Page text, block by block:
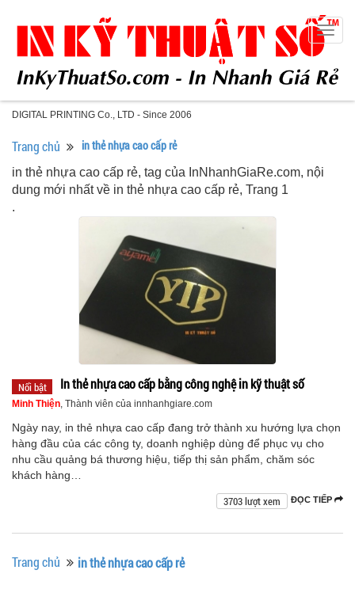
DIGITAL PRINTING Co., LTD - Since 2006
Trang chủ in thẻ nhựa cao cấp rẻ
in thẻ nhựa cao cấp rẻ, tag của InNhanhGiaRe.com, nội
dung mới nhất về in thẻ nhựa cao cấp rẻ, Trang 1
.
Nổi bật In thẻ nhựa cao cấp bằng công nghệ in kỹ thuật số
Minh Thiện, Thành viên của innhanhgiare.com
Ngày nay, in thẻ nhựa cao cấp đang trở thành xu hướng lựa chọn
hàng đầu của các công ty, doanh nghiệp dùng để phục vụ cho
nhu cầu quảng bá thương hiệu, tiếp thị sản phẩm, chăm sóc
khách hàng…
ĐỌC TIẾP
3703 lượt xem
Trang chủ in thẻ nhựa cao cấp rẻ